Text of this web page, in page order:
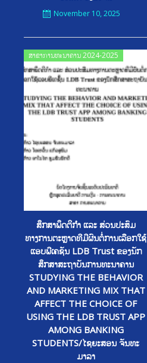
November 10, 2025
ສາຂາການທະນາຄານ 2024-2025
ສຶກສາພຶດຕິກໍາ ແລະ ສ່ວນປະສົມ
ທາງການຕະຫຼາດທີມີຜົນຕໍ່ການເລືອກໃຊ້
ແອບພີເຄຊັນ LDB Trust ຂອງນັກ
ສຶກສາສະຖາບັນການທະນາຄານ
STUDYING THE BEHAVIOR
AND MARKETING MIX THAT
AFFECT THE CHOICE OF
USING THE LDB TRUST APP
AMONG BANKING
STUDENTS/ໄຊຍະສອນ ຈັນທະ
ມາລາ
Posted
on